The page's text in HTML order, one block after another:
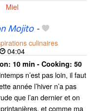
Miel
Mojito-
culinaires
04:04
10 min - Cooking: 50
n’est pas loin, il faut
année l’hiver n’a pas
que l’an dernier et on
et comme ma